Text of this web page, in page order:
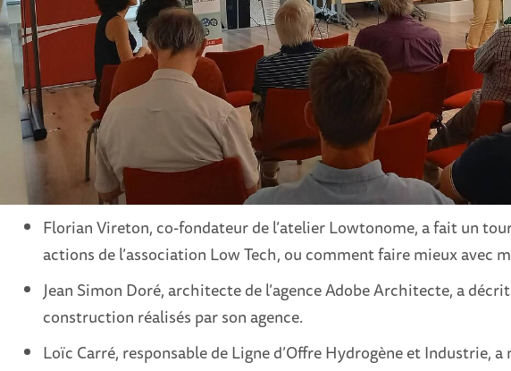
Florian Vireton, co-fondateur de l’atelier Lowtonome, a fait un
actions de l’association Low Tech, ou comment faire mieux avec
Jean Simon Doré, architecte de l’agence Adobe Architecte, a
construction réalisés par son agence.
Loïc Carré, responsable de Ligne d’Offre Hydrogène et Industrie, a